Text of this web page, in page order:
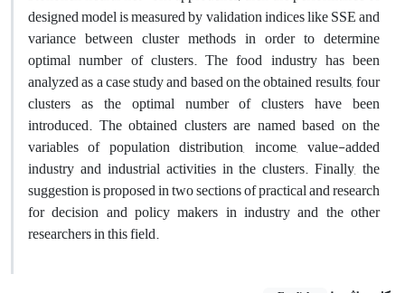
designed model is measured by validation indices like SSE and
variance between cluster methods in order to determine
optimal number of clusters. The food industry has been
analyzed as a case study and based on the obtained results, four
clusters as the optimal number of clusters have been
introduced. The obtained clusters are named based on the
variables of population distribution, income, value-added
industry and industrial activities in the clusters. Finally, the
suggestion is proposed in two sections of practical and research
for decision and policy makers in industry and the other
researchers in this field.